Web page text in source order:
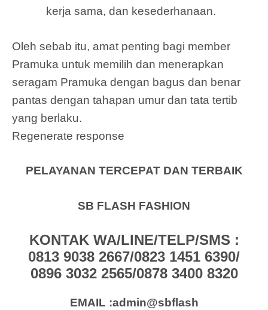
kerja sama, dan kesederhanaan.
Oleh sebab itu, amat penting bagi member
Pramuka untuk memilih dan menerapkan
seragam Pramuka dengan bagus dan benar
pantas dengan tahapan umur dan tata tertib
yang berlaku.
Regenerate response
PELAYANAN TERCEPAT DAN TERBAIK
SB FLASH FASHION
KONTAK WA/LINE/TELP/SMS :
0813 9038 2667/0823 1451 6390/
0896 3032 2565/0878 3400 8320
EMAIL :admin@sbflash